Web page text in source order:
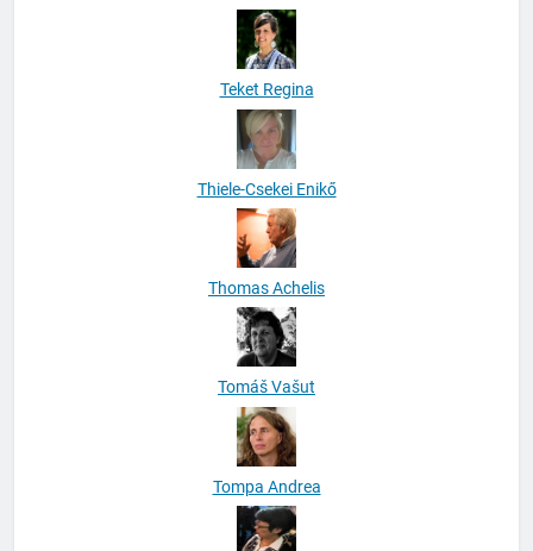
Teket Regina
Thiele-Csekei Enikő
Thomas Achelis
Tomáš Vašut
Tompa Andrea
Tony Wu